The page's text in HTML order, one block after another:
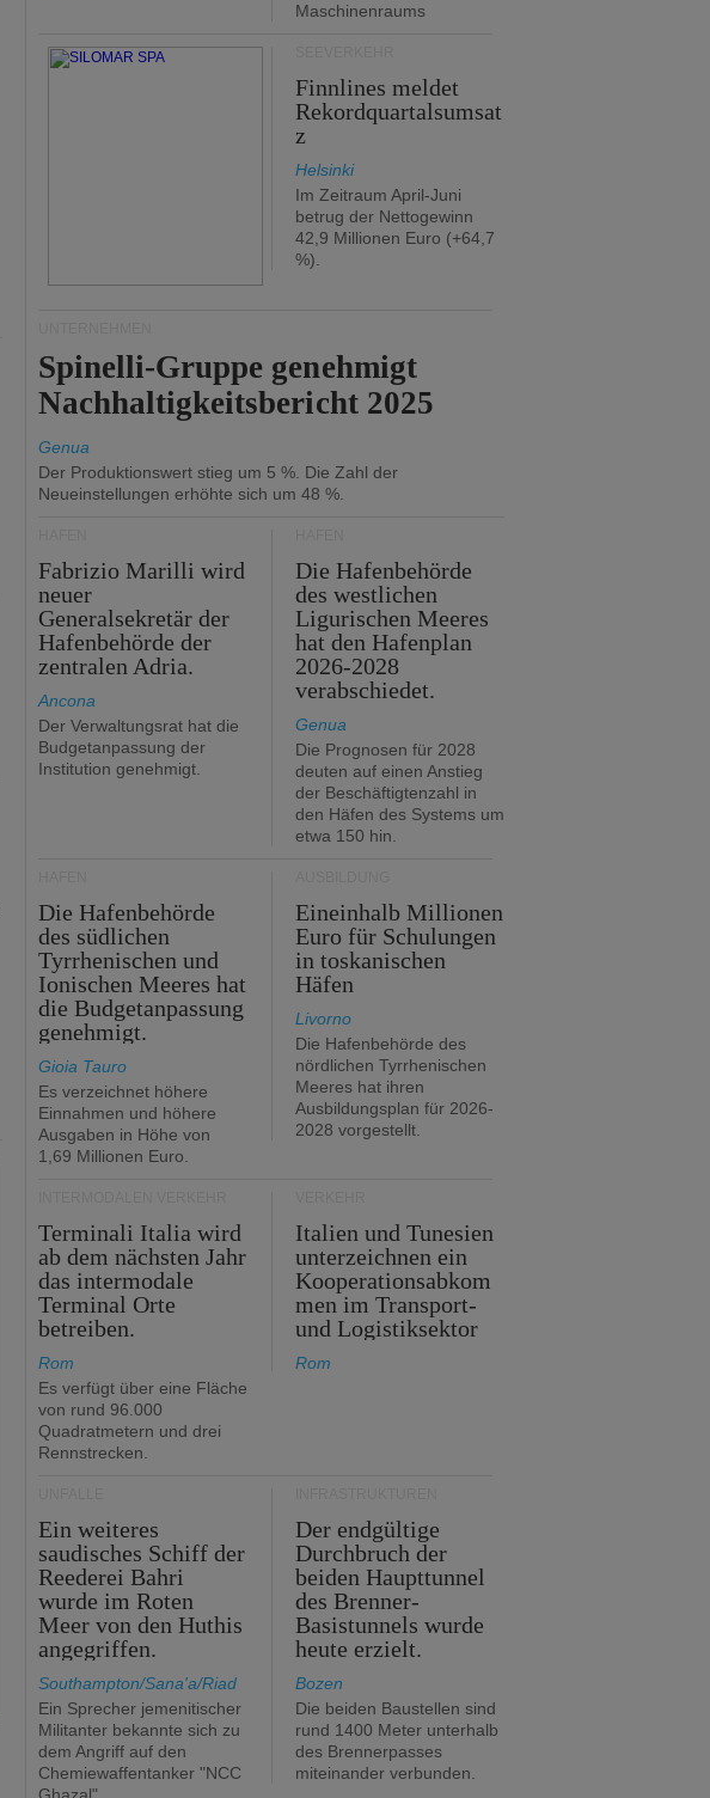
Maschinenraums
Finnlines meldet
Rekordquartalsumsat
z
Helsinki
Im Zeitraum April-Juni
betrug der Nettogewinn
42,9 Millionen Euro (+64,7
%).
Spinelli-Gruppe genehmigt
Nachhaltigkeitsbericht 2025
Genua
Der Produktionswert stieg um 5 %. Die Zahl der
Neueinstellungen erhöhte sich um 48 %.
Fabrizio Marilli wird
neuer
Generalsekretär der
Hafenbehörde der
zentralen Adria.
Ancona
Der Verwaltungsrat hat die
Budgetanpassung der
Institution genehmigt.
Die Hafenbehörde
des westlichen
Ligurischen Meeres
hat den Hafenplan
2026-2028
verabschiedet.
Genua
Die Prognosen für 2028
deuten auf einen Anstieg
der Beschäftigtenzahl in
den Häfen des Systems um
etwa 150 hin.
Die Hafenbehörde
des südlichen
Tyrrhenischen und
Ionischen Meeres hat
die Budgetanpassung
genehmigt.
Gioia Tauro
Es verzeichnet höhere
Einnahmen und höhere
Ausgaben in Höhe von
1,69 Millionen Euro.
Eineinhalb Millionen
Euro für Schulungen
in toskanischen
Häfen
Livorno
Die Hafenbehörde des
nördlichen Tyrrhenischen
Meeres hat ihren
Ausbildungsplan für 2026-
2028 vorgestellt.
Terminali Italia wird
ab dem nächsten Jahr
das intermodale
Terminal Orte
betreiben.
Rom
Es verfügt über eine Fläche
von rund 96.000
Quadratmetern und drei
Rennstrecken.
Italien und Tunesien
unterzeichnen ein
Kooperationsabkom
men im Transport-
und Logistiksektor
Rom
Ein weiteres
saudisches Schiff der
Reederei Bahri
wurde im Roten
Meer von den Huthis
angegriffen.
Southampton/Sana'a/Riad
Ein Sprecher jemenitischer
Militanter bekannte sich zu
dem Angriff auf den
Chemiewaffentanker "NCC
Der endgültige
Durchbruch der
beiden Haupttunnel
des Brenner-
Basistunnels wurde
heute erzielt.
Bozen
Die beiden Baustellen sind
rund 1400 Meter unterhalb
des Brennerpasses
miteinander verbunden.